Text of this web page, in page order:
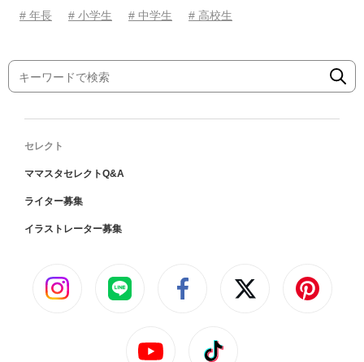
# 年長
# 小学生 # 中学生 # 高校生
セレクト
ママスタセレクトQ&A
ライター募集
イラストレーター募集